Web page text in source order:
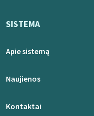
SISTEMA
Apie sistemą
Naujienos
Kontaktai